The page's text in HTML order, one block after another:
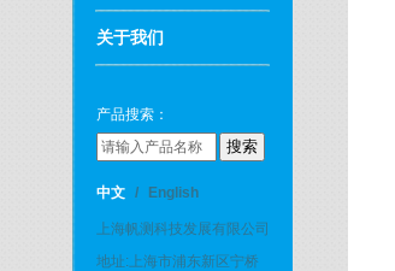
关于我们
产品搜索：
中文 / English
上海帆测科技发展有限公司
地址:上海市浦东新区宁桥